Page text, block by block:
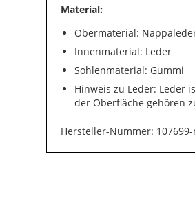
Material:
Obermaterial:
Innenmaterial: Leder
Sohlenmaterial: Gummi
Hinweis zu Leder: Leder
der Oberfläche gehören
Hersteller-Nummer: 107699-